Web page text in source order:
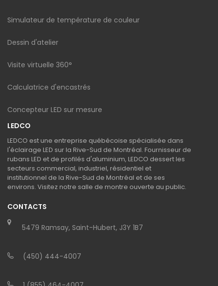
Simulateur de température de couleur
Dessin d'atelier
Visite virtuelle 360°
Calculatrice d'encastrés
Concepteur LED sur mesure
LEDCO
LEDCO est une entreprise québécoise spécialisée dans
l'éclairage LED sur la Rive-Sud de Montréal. Fournisseur de
rubans LED et de profilés d'aluminium, LEDCO dessert les
secteurs commercial, industriel, résidentiel et
institutionnel de la Rive-Sud de Montréal et de ses
environs. Visitez notre salle de montre ouverte au public.
CONTACTS
5479 Ramsay, Saint-Hubert, J3Y 1B7
(450) 444-4007